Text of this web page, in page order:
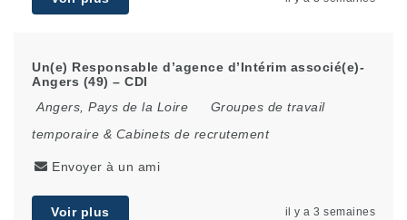
Un(e) Responsable d’agence d’Intérim associé(e)-
Angers (49) – CDI
Angers Pays de la Loire
Groupes de travail
temporaire & Cabinets de recrutement
Envoyer à un ami
Voir plus il y a 3 semaines